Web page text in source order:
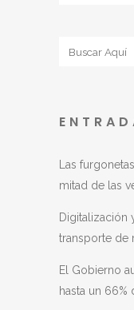
Las
mitad de las
Digitalización
transporte de
El Gobierno
hasta un 66%